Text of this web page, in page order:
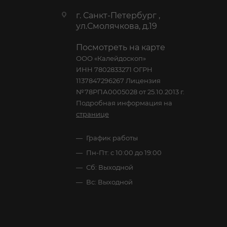
г. Санкт-Петербург ,
ул.Смолячкова, д.19
Посмотреть на карте
ООО «Калейдоскоп»
ИНН 7802833271 ОГРН
1137847296267 Лицензия
№78РПА0005028 от 25.10.2013 г.
Подробная информация на
странице
График работы
Пн-Пт: с 10:00 до 19:00
Сб: Выходной
Вс: Выходной